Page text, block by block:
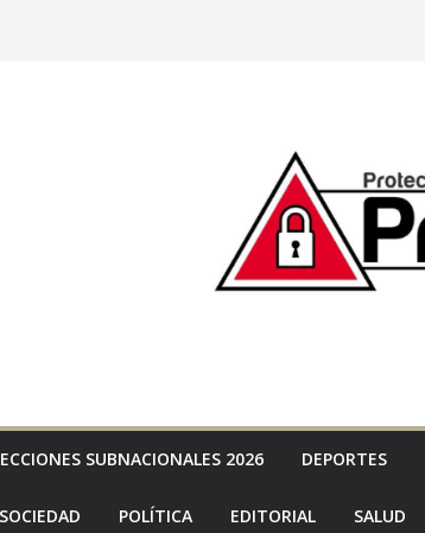
SUBNACIONALES 2026 DEPORTES
SOCIEDAD POLÍTICA EDITORIAL SALUD